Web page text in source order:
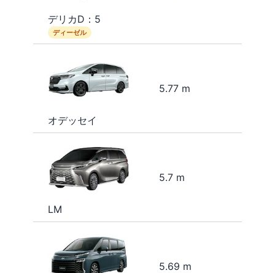
デリカD：5
ディーゼル
オデッセイ
5.77 m
LM
5.7 m
5.69 m